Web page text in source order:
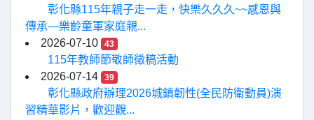
彰化縣115年親子走一走，快樂久久久~~感恩與
傳承—樂齡童軍家庭親...
2026-07-10
43
115年教師節敬師徵稿活動
2026-07-14
39
彰化縣政府辦理2026城鎮韌性(全民防衛動員)演
習精華影片，歡迎觀...